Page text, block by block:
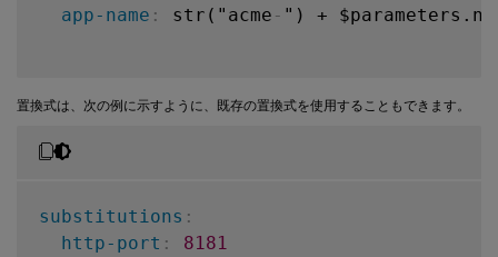
app-name : str("acme - ") +
置換式は、次の例に示すように、既存の置換式を使用することもできます。
substitutions :
http-port :
8181